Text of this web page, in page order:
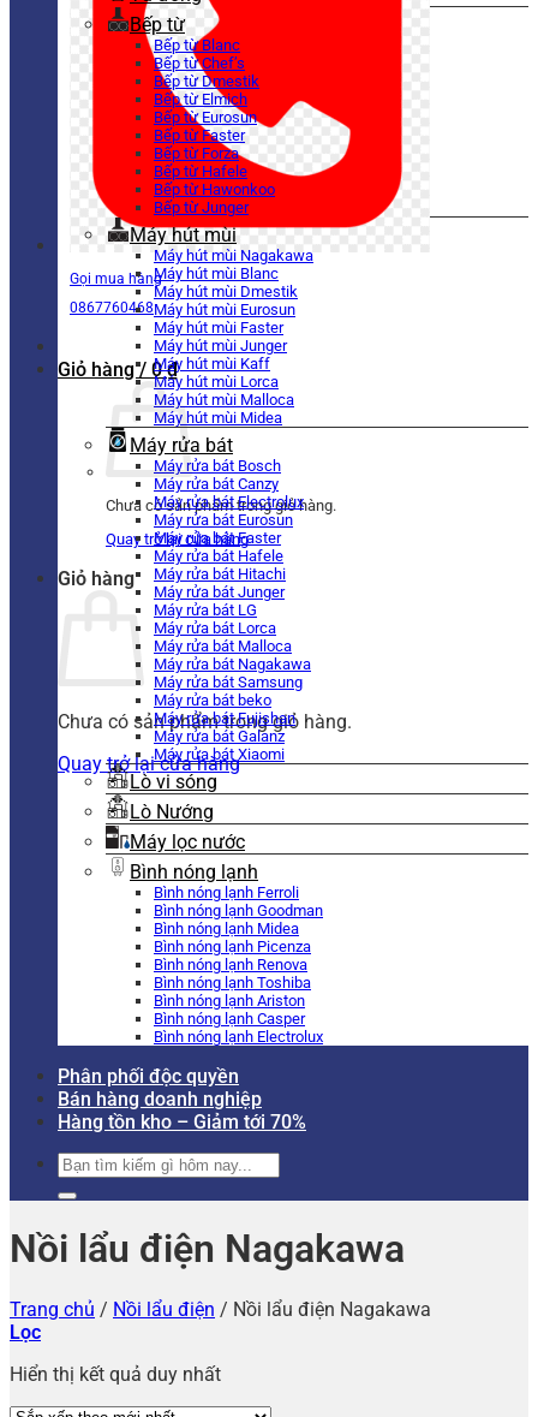
Gọi mua hàng
0867760468
Giỏ hàng / 0₫
Chưa có sản phẩm trong giỏ hàng.
Quay trở lại cửa hàng
Giỏ hàng
Chưa có sản phẩm trong giỏ hàng.
Quay trở lại cửa hàng
Bếp từ
Bếp từ Blanc
Bếp từ Chef’s
Bếp từ Dmestik
Bếp từ Elmich
Bếp từ Eurosun
Bếp từ Faster
Bếp từ Forza
Bếp từ Hafele
Bếp từ Hawonkoo
Bếp từ Junger
Máy hút mùi
Máy hút mùi Nagakawa
Máy hút mùi Blanc
Máy hút mùi Dmestik
Máy hút mùi Eurosun
Máy hút mùi Faster
Máy hút mùi Junger
Máy hút mùi Kaff
Máy hút mùi Lorca
Máy hút mùi Malloca
Máy hút mùi Midea
Máy rửa bát
Máy rửa bát Bosch
Máy rửa bát Canzy
Máy rửa bát Electrolux
Máy rửa bát Eurosun
Máy rửa bát Faster
Máy rửa bát Hafele
Máy rửa bát Hitachi
Máy rửa bát Junger
Máy rửa bát LG
Máy rửa bát Lorca
Máy rửa bát Malloca
Máy rửa bát Nagakawa
Máy rửa bát Samsung
Máy rửa bát beko
Máy rửa bát Fujishan
Máy rửa bát Galanz
Máy rửa bát Xiaomi
Lò vi sóng
Lò Nướng
Máy lọc nước
Bình nóng lạnh
Bình nóng lạnh Ferroli
Bình nóng lạnh Goodman
Bình nóng lạnh Midea
Bình nóng lạnh Picenza
Bình nóng lạnh Renova
Bình nóng lạnh Toshiba
Bình nóng lạnh Ariston
Bình nóng lạnh Casper
Bình nóng lạnh Electrolux
Phân phối độc quyền
Bán hàng doanh nghiệp
Hàng tồn kho – Giảm tới 70%
Tìm
kiếm:
Nồi lẩu điện Nagakawa
Trang chủ / Nồi lẩu điện / Nồi lẩu điện Nagakawa
Lọc
Hiển thị kết quả duy nhất